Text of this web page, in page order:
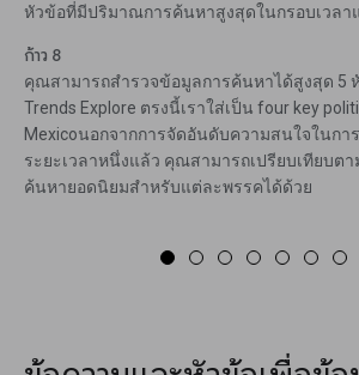
หัวข้อที่มีปริมาณการค้นหาสูงสุดในกรอบเวลา
ก้าว 8
คุณสามารถสำรวจข้อมูลการค้นหาได้สูงสุด 5
Trends Explore ตรงนี้เราใส่เป็น four key
Mexicoนอกจากการจัดอันดับความสนใจในกา
ระยะเวลาหนึ่งแล้ว คุณสามารถเปรียบเทียบต
ค้นหายอดนิยมสำหรับแต่ละพรรคได้ด้วย